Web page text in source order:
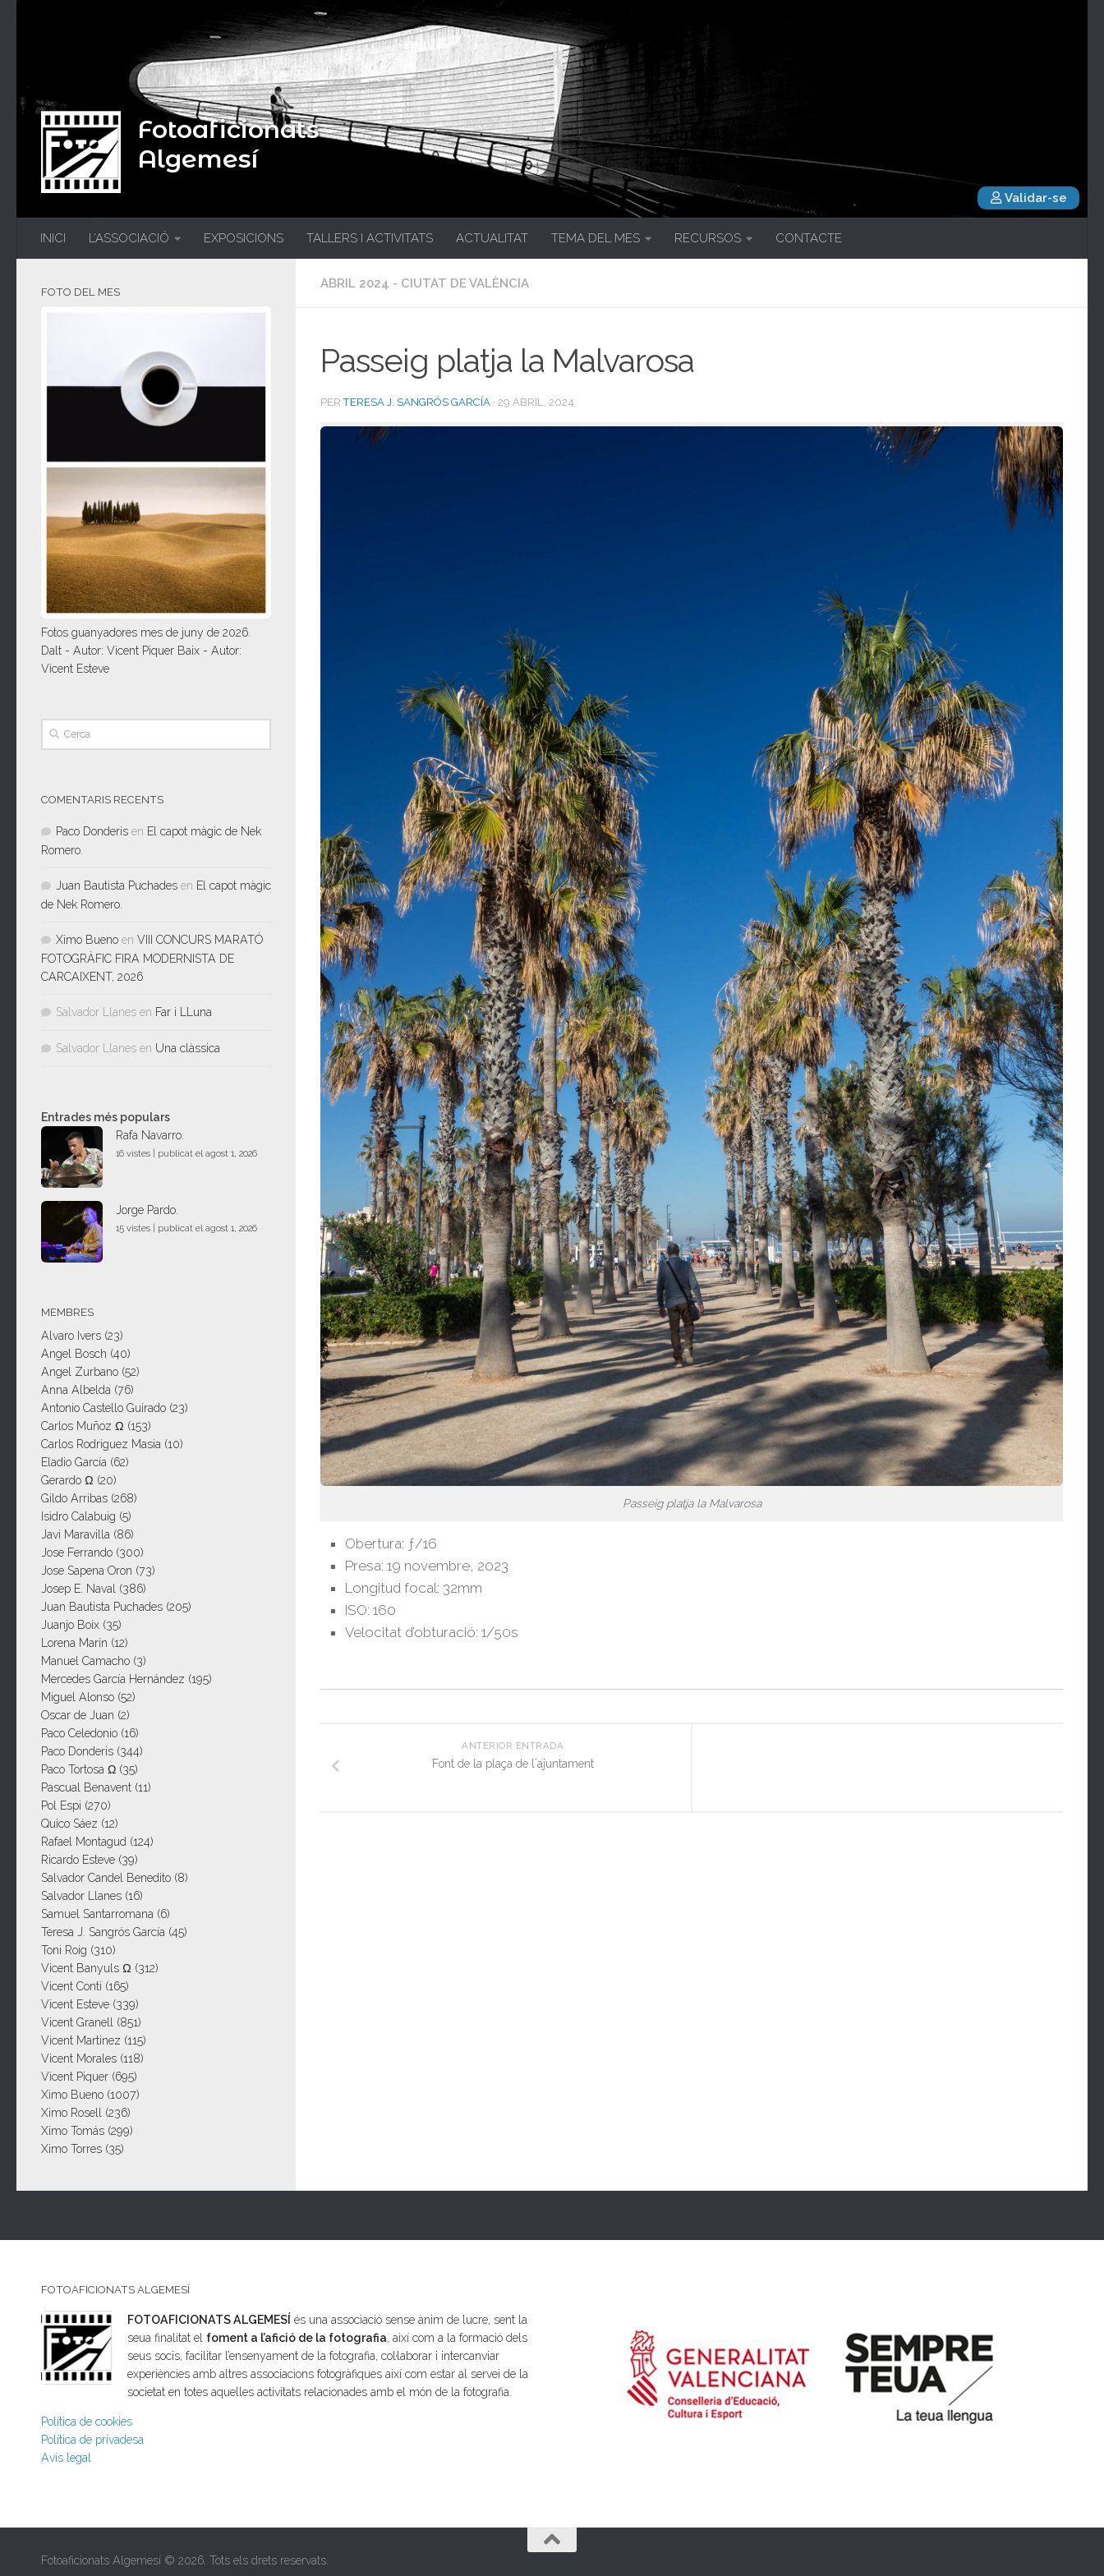
Validar-se
Fotoaficionats
Algemesí
INICI L’ASSOCIACIÓ EXPOSICIONS TALLERS I ACTIVITATS ACTUALITAT TEMA DEL MES RECURSOS CONTACTE
ABRIL 2024 - CIUTAT DE VALÈNCIA
Passeig platja la Malvarosa
PERTERESA J. SANGRÓS GARCÍA · 29 ABRIL, 2024
Passeig platja la Malvarosa
Obertura: ƒ/16
Presa: 19 novembre, 2023
Longitud focal: 32mm
ISO: 160
Velocitat d’obturació: 1/50s
ANTERIOR ENTRADA
Font de la plaça de l´ajuntament
FOTO DEL MES
Fotos guanyadores mes de juny de 2026.
Dalt - Autor: Vicent Piquer Baix - Autor:
Vicent Esteve
COMENTARIS RECENTS
Paco Donderis en El capot màgic de Nek
Romero.
Juan Bautista Puchades en El capot màgic
de Nek Romero.
Ximo Bueno en VIII CONCURS MARATÓ
FOTOGRÀFIC FIRA MODERNISTA DE
CARCAIXENT, 2026
Salvador Llanes en Far i LLuna
Salvador Llanes en Una clàssica
Entrades més populars
Rafa Navarro.
16 vistes publicat el agost 1, 2026
Jorge Pardo.
15 vistes publicat el agost 1, 2026
MEMBRES
Alvaro Ivers (23)
Angel Bosch (40)
Angel Zurbano (52)
Anna Albelda (76)
Antonio Castello Guirado (23)
Carlos Muñoz Ω (153)
Carlos Rodriguez Masia (10)
Eladio García (62)
Gerardo Ω (20)
Gildo Arribas (268)
Isidro Calabuig (5)
Javi Maravilla (86)
Jose Ferrando (300)
Jose Sapena Oron (73)
Josep E. Naval (386)
Juan Bautista Puchades (205)
Juanjo Boix (35)
Lorena Marín (12)
Manuel Camacho (3)
Mercedes García Hernández (195)
Miguel Alonso (52)
Oscar de Juan (2)
Paco Celedonio (16)
Paco Donderis (344)
Paco Tortosa Ω (35)
Pascual Benavent (11)
Pol Espi (270)
Quico Sáez (12)
Rafael Montagud (124)
Ricardo Esteve (39)
Salvador Candel Benedito (8)
Salvador Llanes (16)
Samuel Santarromana (6)
Teresa J. Sangrós García (45)
Toni Roig (310)
Vicent Banyuls Ω (312)
Vicent Conti (165)
Vicent Esteve (339)
Vicent Granell (851)
Vicent Martinez (115)
Vicent Morales (118)
Vicent Piquer (695)
Ximo Bueno (1007)
Ximo Rosell (236)
Ximo Tomás (299)
Ximo Torres (35)
FOTOAFICIONATS ALGEMESÍ
FOTOAFICIONATS ALGEMESÍ és una associació sense ànim de lucre, sent la
seua finalitat el foment a l’afició de la fotografia, així com a la formació dels
seus socis, facilitar l’ensenyament de la fotografia, col·laborar i intercanviar
experiències amb altres associacions fotogràfiques així com estar al servei de la
societat en totes aquelles activitats relacionades amb el món de la fotografia.
Política de cookies
Política de privadesa
Avís legal
Fotoaficionats Algemesí © 2026. Tots els drets reservats.